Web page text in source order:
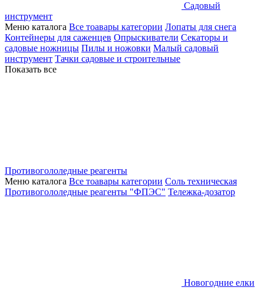
Садовый
инструмент
Меню каталога Все тоавары категории Лопаты для снега
Контейнеры для саженцев Опрыскиватели Секаторы и
садовые ножницы Пилы и ножовки Малый садовый
инструмент Тачки садовые и строительные
Показать все
Противогололедные реагенты
Меню каталога Все тоавары категории Соль техническая
Противогололедные реагенты "ФПЭС" Тележка-дозатор
Новогодние елки